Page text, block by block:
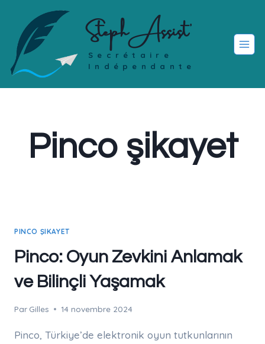
content
Steph Assist'
Secrétaire
Indépendante
Pinco şikayet
PINCO ŞIKAYET
Pinco: Oyun Zevkini Anlamak
ve Bilinçli Yaşamak
Par Gilles 14 novembre 2024
Pinco, Türkiye’de elektronik oyun tutkunlarının